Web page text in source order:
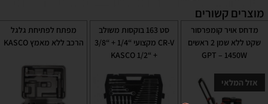
מוצרים קשורים
מדחס אויר קומפרסור
שקט ללא שמן 2 ראשים
GPT – 1450W
אזל המלאי
סט 163 בוקסות משולב
CR-V מקצועי “1/4 + “3/8
+ “1/2 KASCO
מפתח לפתיחת גלגל
הרכב ללא מאמץ KASCO